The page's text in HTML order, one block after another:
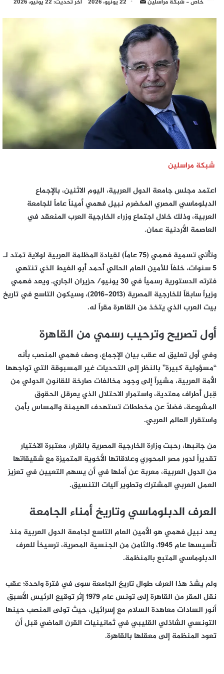
خاص - شبكة مراسلين
إلكترونيا
22 يونيو، 2026 آخر تحديث: 22 يونيو، 2026
شبكة مراسلين
اعتمد مجلس جامعة الدول العربية، اليوم الاثنين، بالإجماع
الدبلوماسي المصري المخضرم نبيل فهمي أميناً عاماً للجامعة
العربية، وذلك خلال اجتماع وزراء الخارجية العرب المنعقد في
العاصمة الأردنية عمان.
وتأتي تسمية فهمي (75 عاماً) لقيادة المظلمة العربية لولاية تمتد لـ
5 سنوات، خلفاً للأمين العام الحالي أحمد أبو الغيط الذي تنتهي
فترته الدستورية رسمياً في 30 يونيو/ حزيران الجاري. ويعد فهمي
وزيراً سابقاً للخارجية المصرية (2013-2016)، وسيكون التاسع في تاريخ
بيت العرب الذي يتخذ من القاهرة مقراً له.
أول تصريح وترحيب رسمي من القاهرة
وفي أول تعليق له عقب بيان الإجماع، وصف فهمي المنصب بأنه
“مسؤولية كبيرة” بالنظر إلى التحديات غير المسبوقة التي تواجهها
الأمة العربية، مشيراً إلى وجود مخالفات صارخة للقانون الدولي من
قِبل أطراف معتدية، واستمرار الاحتلال الذي يعرقل الحقوق
المشروعة، فضلاً عن مخططات تستهدف الهيمنة والمساس بأمن
واستقرار العالم العربي.
من جانبها، رحبت وزارة الخارجية المصرية بالقرار، معتبرة الاختيار
تقديراً لدور مصر المحوري وعلاقاتها الأخوية المتميزة مع شقيقاتها
من الدول العربية، معربة عن أملها في أن يسهم التعيين في تعزيز
العمل العربي المشترك وتطوير آليات التنسيق.
العرف الدبلوماسي وتاريخ أمناء الجامعة
يعد نبيل فهمي هو الأمين العام التاسع لجامعة الدول العربية منذ
تأسيسها عام 1945، والثامن من الجنسية المصرية، ترسيخاً للعرف
الدبلوماسي المتبع بالمنظمة.
ولم يشذ هذا العرف طوال تاريخ الجامعة سوى في فترة واحدة؛ عقب
نقل المقر من القاهرة إلى تونس عام 1979 إثر توقيع الرئيس الأسبق
أنور السادات معاهدة السلام مع إسرائيل، حيث تولى المنصب حينها
التونسي الشاذلي القليبي في ثمانينيات القرن الماضي قبل أن
تعود المنظمة إلى معقلها بالقاهرة.